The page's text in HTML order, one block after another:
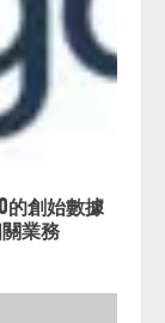
的創始數據
業務